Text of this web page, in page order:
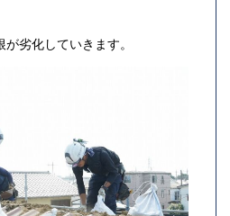
劣化していきます。